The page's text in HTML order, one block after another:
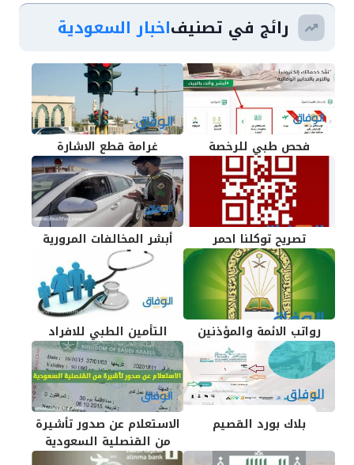
رائج في تصنيفاخبار السعودية
فحص طبي للرخصة غرامة قطع الاشارة
تصريح توكلنا احمر أبشر المخالفات المرورية
رواتب الائمة والمؤذنين التأمين الطبي للافراد
بلاك بورد القصيم
الاستعلام عن صدور تأشيرة
من القنصلية السعودية